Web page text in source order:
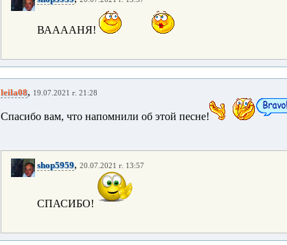
ВААААНЯ!
leila08, 19.07.2021 г. 21:28
Спасибо вам, что напомнили об этой песне!
shop5959, 20.07.2021 г. 13:57
СПАСИБО!